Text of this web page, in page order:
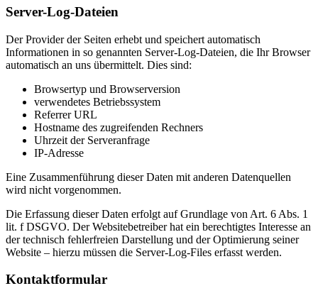
Server-Log-Dateien
Der Provider der Seiten erhebt und speichert automatisch
Informationen in so genannten Server-Log-Dateien, die Ihr Browser
automatisch an uns übermittelt. Dies sind:
Browsertyp und Browserversion
verwendetes Betriebssystem
Referrer URL
Hostname des zugreifenden Rechners
Uhrzeit der Serveranfrage
IP-Adresse
Eine Zusammenführung dieser Daten mit anderen Datenquellen
wird nicht vorgenommen.
Die Erfassung dieser Daten erfolgt auf Grundlage von Art. 6 Abs. 1
lit. f DSGVO. Der Websitebetreiber hat ein berechtigtes Interesse an
der technisch fehlerfreien Darstellung und der Optimierung seiner
Website – hierzu müssen die Server-Log-Files erfasst werden.
Kontaktformular